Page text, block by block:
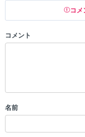
コメ
以下の書き込みを禁止と
・一度削除された投
・アカウントの売買
コメント
名前